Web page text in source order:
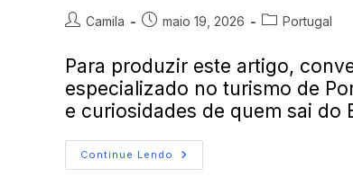
Camila maio 19, 2026 Portugal
Para produzir este artigo,
especializado no turismo de
e curiosidades de quem sai
Continue Lendo